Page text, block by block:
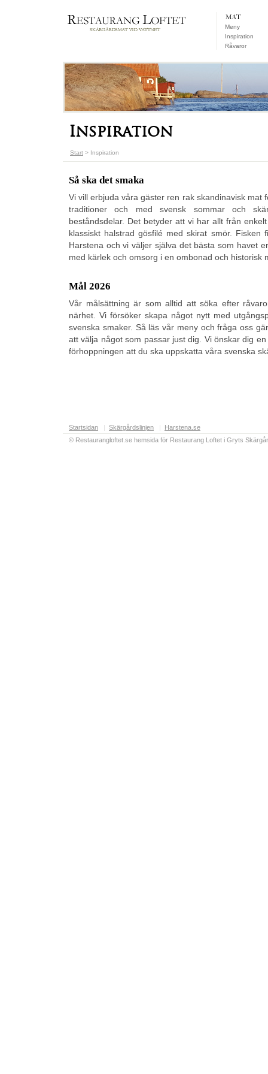
Meny
Inspiration
Råvaror
Inspiration
Start > Inspiration
Så ska det smaka
Vi vill erbjuda våra gäster ren rak skandinavisk mat
traditioner och med svensk sommar och
beståndsdelar. Det betyder att vi har allt från
klassiskt halstrad gösfilé med skirat smör. Fisken
Harstena och vi väljer själva det bästa som havet
med kärlek och omsorg i en ombonad och historisk
Mål 2026
Vår målsättning är som alltid att söka efter
närhet. Vi försöker skapa något nytt med
svenska smaker. Så läs vår meny och fråga oss
att välja något som passar just dig. Vi önskar dig
förhoppningen att du ska uppskatta våra svenska
Startsidan | Skärgårdslinjen | Harstena.se
© Restaurangloftet.se hemsida för Restaurang Loftet i Gryts